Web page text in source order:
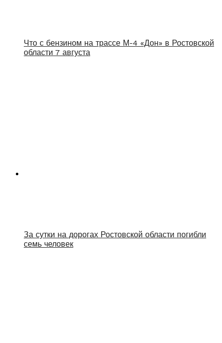
Что с бензином на трассе М-4 «Дон» в Ростовской
области 7 августа
За сутки на дорогах Ростовской области погибли
семь человек